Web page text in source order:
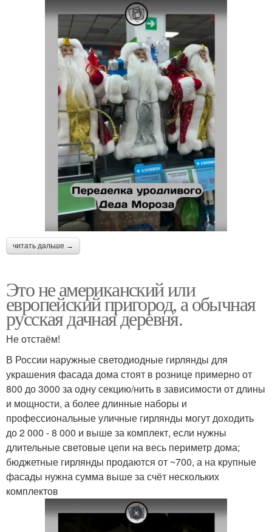
читать дальше →
Это не американский или
европейский пригород, а обычная
русская дачная деревня.
Не отстаём!
В России наружные светодиодные гирлянды для
украшения фасада дома стоят в рознице примерно от
800 до 3000 за одну секцию/нить в зависимости от длины
и мощности, а более длинные наборы и
профессиональные уличные гирлянды могут доходить
до 2 000 - 8 000 и выше за комплект, если нужны
длительные световые цепи на весь периметр дома;
бюджетные гирлянды продаются от ~700, а на крупные
фасады нужна сумма выше за счёт нескольких
комплектов